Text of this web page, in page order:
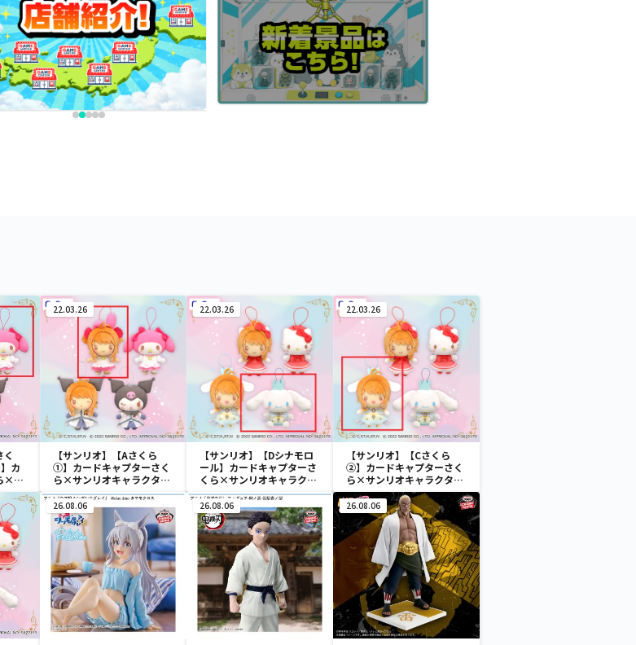
く
カ
×サ
さく
ぐる
22.03.26
【サンリオ】【Aさくら
①】カードキャプターさく
ら×サンリオキャラクター
ズ さくらといっしょ 衣装
ぬいぐるみ②
22.03.26
【サンリオ】【Dシナモロ
ール】カードキャプターさ
くら×サンリオキャラクタ
ーズ さくらといっしょ 衣
装ぬいぐるみ①
22.03.26
【サンリオ】【Cさくら
②】カードキャプターさく
ら×サンリオキャラクター
ズ さくらといっしょ 衣装
ぬいぐるみ①
26.08.06 26.08.06 26.08.06